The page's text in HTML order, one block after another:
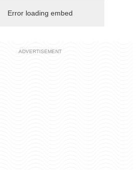
Error loading embed